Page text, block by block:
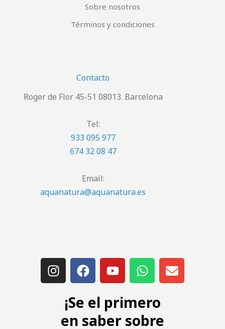
Sobre nosotros
Términos y condiciones
Contacto
Roger de Flor 45-51 08013. Barcelona
Tel:
933 095 977
674 32 08 47
Email:
aquanatura@aquanatura.es
¡Se el primero
en saber sobre